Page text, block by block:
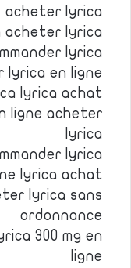
acheter lyrica
acheter lyrica
lyrica
lyrica en ligne
lyrica achat
ligne acheter
lyrica
lyrica
lyrica achat
lyrica sans
ordonnance
300 mg en
ligne